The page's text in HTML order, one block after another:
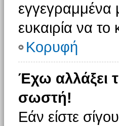
εγγεγραμμένα
ευκαιρία να το
Κορυφή
Έχω αλλάξει
σωστή!
Εάν είστε